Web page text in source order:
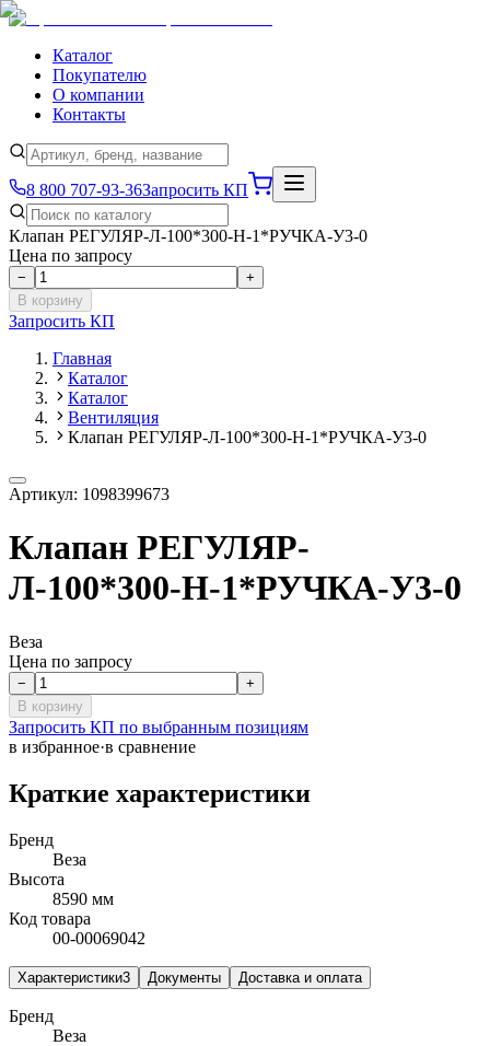
Каталог
Покупателю
О компании
Контакты
8 800 707-93-36Запросить КП
Клапан РЕГУЛЯР-Л-100*300-Н-1*РУЧКА-У3-0
Цена по запросу
−
+
В корзину
Запросить КП
Главная
Каталог
Каталог
Вентиляция
Клапан РЕГУЛЯР-Л-100*300-Н-1*РУЧКА-У3-0
Артикул: 1098399673
Клапан РЕГУЛЯР-
Л-100*300-Н-1*РУЧКА-У3-0
Веза
Цена по запросу
−
+
В корзину
Запросить КП по выбранным позициям
в избранное·в сравнение
Краткие характеристики
Бренд
Веза
Высота
8590 мм
Код товара
00-00069042
Характеристики3 Документы Доставка и оплата
Бренд
Веза